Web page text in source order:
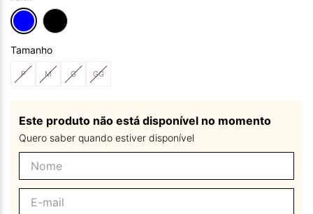
Tamanho
P M G GG
Este produto não está disponível no momento
Quero saber quando estiver disponível